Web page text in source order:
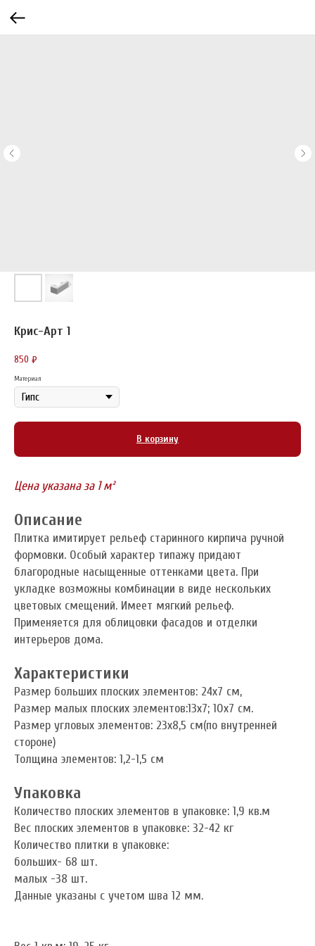
Крис-Арт 1
850 ₽
Материал
В корзину
Цена указана за 1 м²
Описание
Плитка имитирует рельеф старинного кирпича ручной
формовки. Особый характер типажу придают
благородные насыщенные оттенками цвета. При
укладке возможны комбинации в виде нескольких
цветовых смещений. Имеет мягкий рельеф.
Применяется для облицовки фасадов и отделки
интерьеров дома.
Характеристики
Размер больших плоских элементов: 24х7 см,
Размер малых плоских элементов:13х7; 10х7 см.
Размер угловых элементов: 23х8,5 см(по внутренней
стороне)
Толщина элементов: 1,2-1,5 см
Упаковка
Количество плоских элементов в упаковке: 1,9 кв.м
Вес плоских элементов в упаковке: 32-42 кг
Количество плитки в упаковке:
больших- 68 шт.
малых -38 шт.
Данные указаны с учетом шва 12 мм.